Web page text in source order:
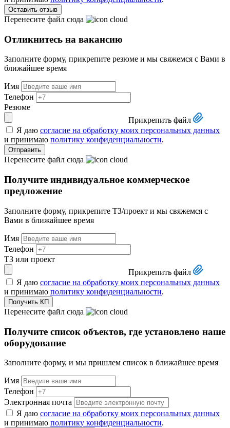
Оставить отзыв
Перенесите файл сюда
Отликнитесь на вакансию
Заполните форму, прикрепите резюме и мы свяжемся с Вами в
ближайшее время
Имя
Телефон
Резюме
Прикрепить файл
Я даю согласие на обработку моих персональных данных
и принимаю политику конфиденциальности.
Отправить
Перенесите файл сюда
Получите индивидуальное коммерческое
предложение
Заполните форму, прикрепите ТЗ/проект и мы свяжемся с
Вами в ближайшее время
Имя
Телефон
ТЗ или проект
Прикрепить файл
Я даю согласие на обработку моих персональных данных
и принимаю политику конфиденциальности.
Получить КП
Перенесите файл сюда
Получите список объектов, где установлено наше
оборудование
Заполните форму, и мы пришлем список в ближайшее время
Имя
Телефон
Электронная почта
Я даю согласие на обработку моих персональных данных
и принимаю политику конфиденциальности.